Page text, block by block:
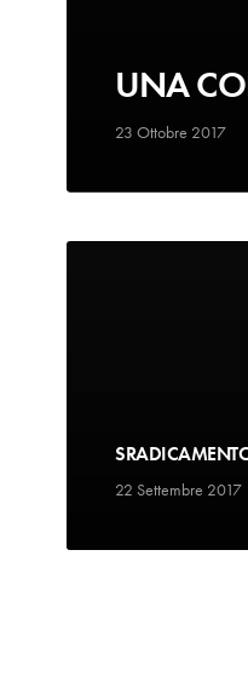
UNA
23 Ottobre 2017
22 Settembre 2017